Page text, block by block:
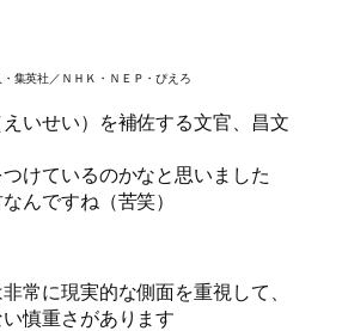
集英社／ＮＨＫ・ＮＥＰ・ぴえろ
いせい）を補佐する文官、昌文
けているのかなと思いました
んですね（苦笑）
常に現実的な側面を重視して、
慎重さがあります